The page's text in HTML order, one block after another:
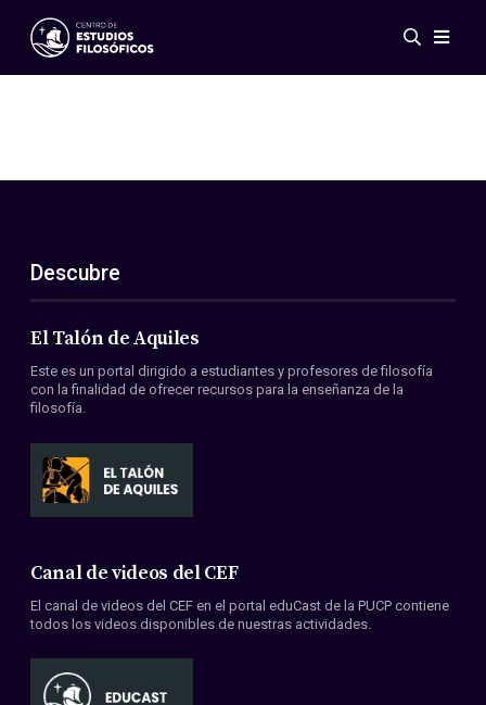
Eventos
ES
EN
Acerca de nosotros
Miembros
Convenios
Descubre
El Talón de Aquiles
Este es un portal dirigido a estudiantes y profesores de filosofía
con la finalidad de ofrecer recursos para la enseñanza de la
filosofía.
Canal de videos del CEF
El canal de videos del CEF en el portal eduCast de la PUCP contiene
todos los videos disponibles de nuestras actividades.